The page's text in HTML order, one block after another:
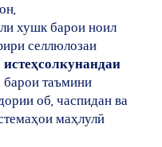
хушк барои ноил
селлюлозаи
истеҳсолкунандаи
барои таъмини
об, часпидан ва
маҳлулӣ